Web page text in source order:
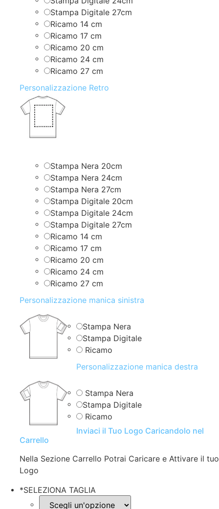
Stampa Digitale 27cm
Ricamo 14 cm
Ricamo 17 cm
Ricamo 20 cm
Ricamo 24 cm
Ricamo 27 cm
Personalizzazione Retro
Stampa Nera 20cm
Stampa Nera 24cm
Stampa Nera 27cm
Stampa Digitale 20cm
Stampa Digitale 24cm
Stampa Digitale 27cm
Ricamo 14 cm
Ricamo 17 cm
Ricamo 20 cm
Ricamo 24 cm
Ricamo 27 cm
Personalizzazione manica sinistra
Stampa Nera
Stampa Digitale
Ricamo
Personalizzazione manica destra
Stampa Nera
Stampa Digitale
Ricamo
Inviaci il Tuo Logo Caricandolo nel
Carrello
Nella Sezione Carrello Potrai Caricare e Attivare il tuo
Logo
*SELEZIONA TAGLIA